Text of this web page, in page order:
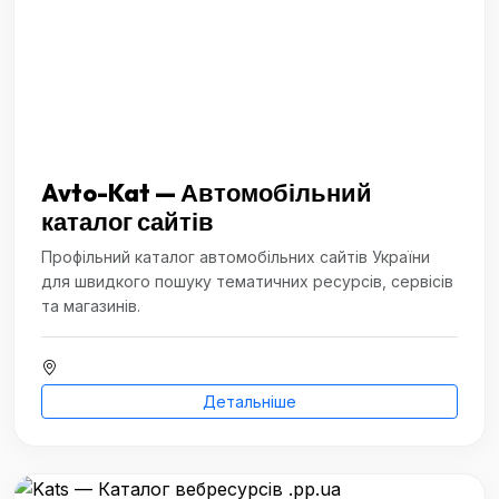
Avto-Kat — Автомобільний
каталог сайтів
Профільний каталог автомобільних сайтів України
для швидкого пошуку тематичних ресурсів, сервісів
та магазинів.
Детальніше